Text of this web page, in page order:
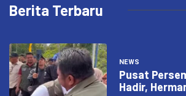
Berita Terbaru
NEWS
Pusat
Hadir,